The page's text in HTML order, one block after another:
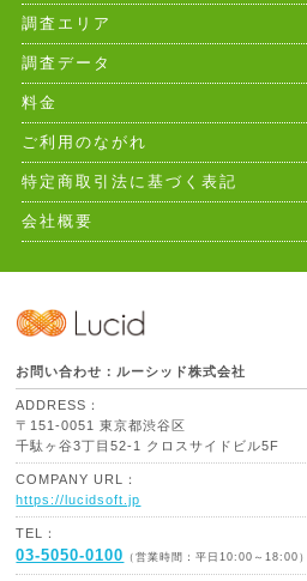
調査エリア
調査データ
料金
ご利用のながれ
特定商取引法に基づく表記
会社概要
お問い合わせ：ルーシッド株式会社
ADDRESS：
〒151-0051 東京都渋谷区
千駄ヶ谷3丁目52-1 クロスサイドビル5F
COMPANY URL：
https://lucidsoft.jp
TEL：
03-5050-0100 （営業時間：平日10:00～18:00）